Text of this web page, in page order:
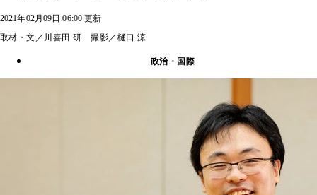
2021年02月09日 06:00 更新
取材・文／川喜田 研 撮影／樋口 涼
政治・国際